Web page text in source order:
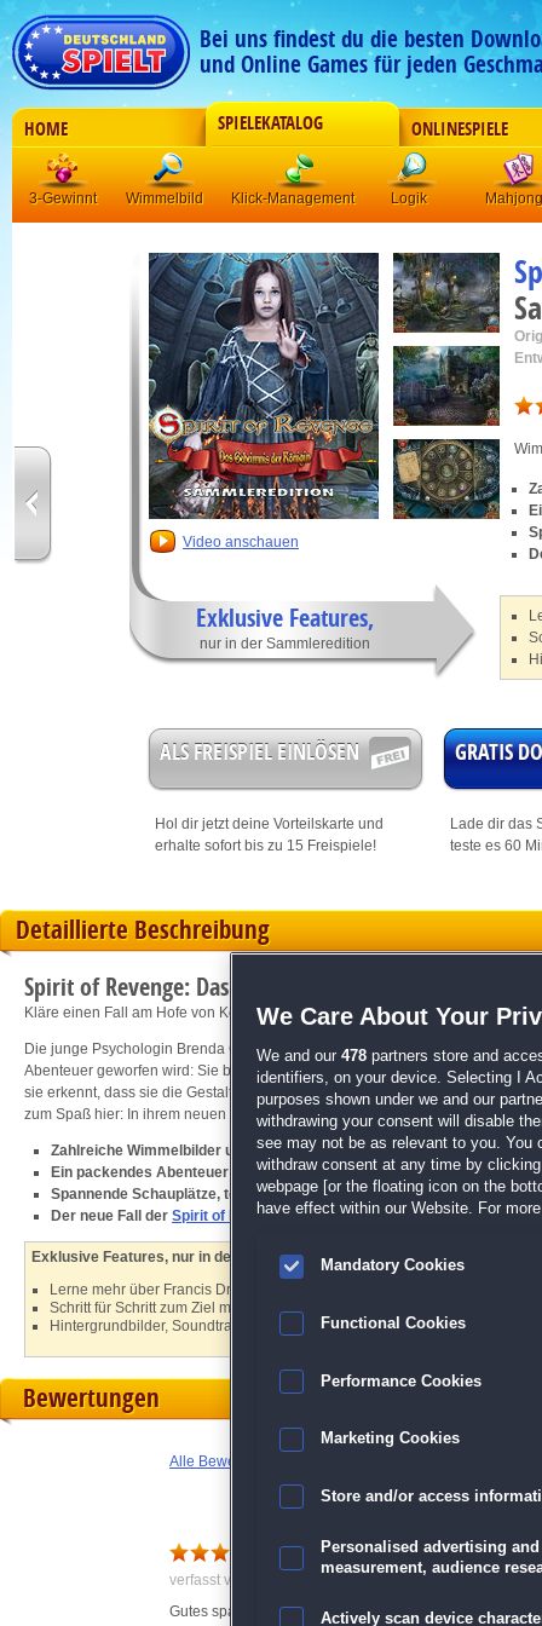
Bei uns findest du die besten
und Online Games für jeden
HOME SPIELEKATALOG ONLINESPIELE
3-Gewinnt Wimmelbild Klick-Management Logik Mahjong
Video anschauen
Exklusive Features,
nur in der Sammleredition
ALS FREISPIEL EINLÖSEN
Hol dir jetzt deine Vorteilskarte und
erhalte sofort bis zu 15 Freispiele!
GRATIS
Lade dir das
teste es 60
Detaillierte Beschreibung
Spirit of Revenge: Das Geheimnis der Königin
Kläre einen Fall am Hofe von Königin Elisabeth I auf!
Die junge Psychologin Brenda Gare traut ihren Augen nicht, als sie kurz nach
Abenteuer geworfen wird: Sie befindet sich am Hofe von Königin Elisabeth I -
sie erkennt, dass sie die Gestalt ihrer Vorfahrin Willa de Shakeston
zum Spaß hier: In ihrem neuen
Wimmelbild-Fall muss sie den Fall um den
Zahlreiche Wimmelbilder und knifflige Minispiele
Ein packendes Abenteuer am königlichen Hof
Spannende Schauplätze, tolle Grafiken
Der neue Fall der Spirit of Revenge -Serie
Exklusive Features, nur in der Sammleredition:
Lerne mehr über Francis Drake im Bonuskapitel
Schritt für Schritt zum Ziel mit der Lösungshilfe
Hintergrundbilder, Soundtrack und vieles mehr
Bewertungen
Alle Bewertungen anzeigen
Bewertung
verfasst von Anonym am 23.11.2019 um 15:42
Gutes spannendes Spiel mit vielen lösunsaufgaben.
We Care About Your
We and our 478 partners store and
identifiers, on your device. Selecting I
purposes shown under we and our
withdrawing your consent will disable
see may not be as relevant to you. You
withdraw consent at any time by
webpage [or the floating icon on the
have effect within our Website. For
Mandatory Cookies
Functional Cookies
Performance Cookies
Marketing Cookies
Store and/or access
Personalised advertising
measurement, audience
Actively scan device